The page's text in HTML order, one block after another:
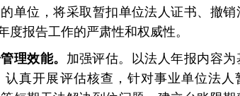
单位，将采取暂扣单位法人证书、撤销
度报告工作的严肃性和权威性。
理效能。 加强评估。以法人年报内容为
真开展评估核查，针对事业单位法人